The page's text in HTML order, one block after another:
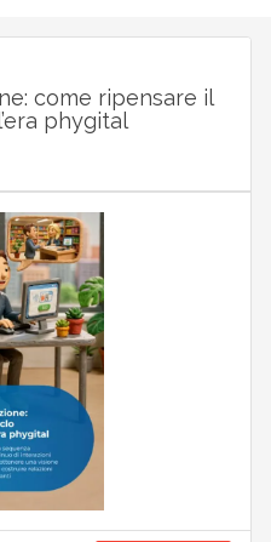
come ripensare il
phygital